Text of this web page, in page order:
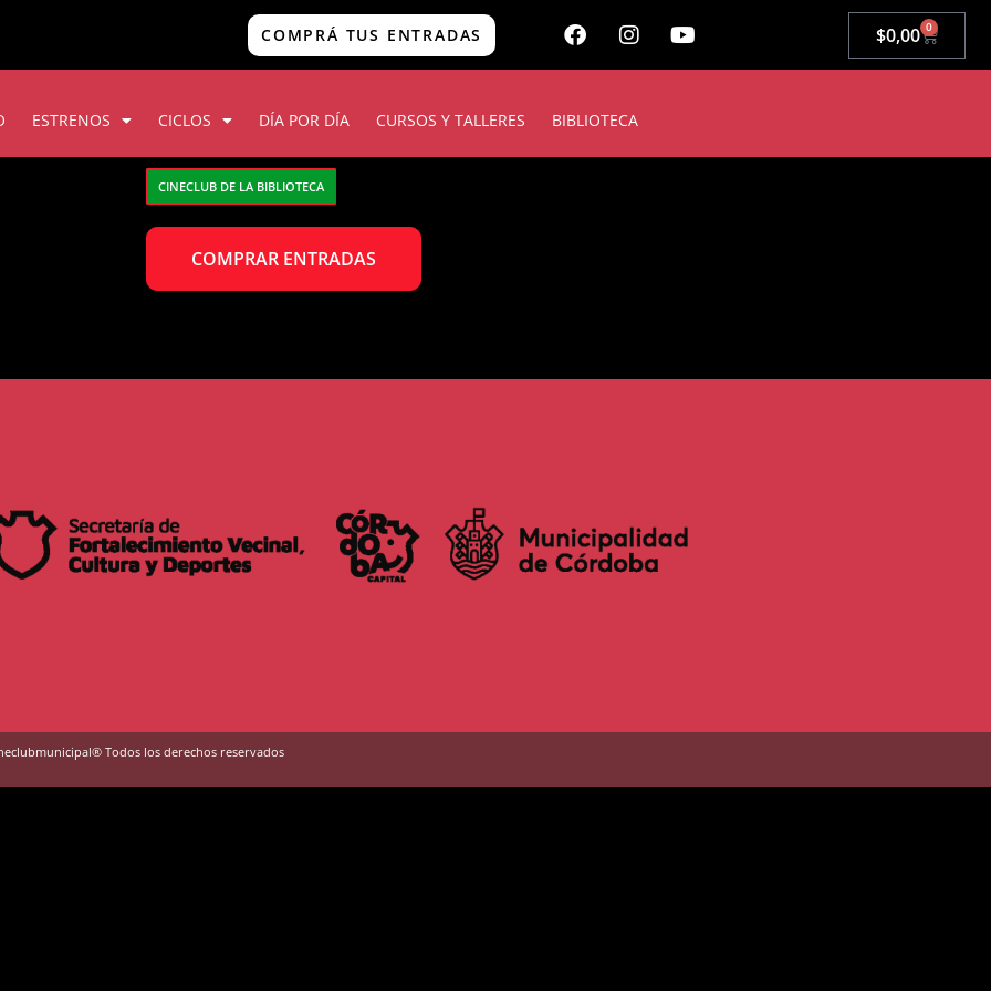
COMPRÁ TUS ENTRADAS $0,00 0
ESTRENOS CICLOS DÍA POR DÍA CURSOS Y TALLERES BIBLIOTECA
CINECLUB DE LA BIBLIOTECA
COMPRAR ENTRADAS
Todos los derechos reservados